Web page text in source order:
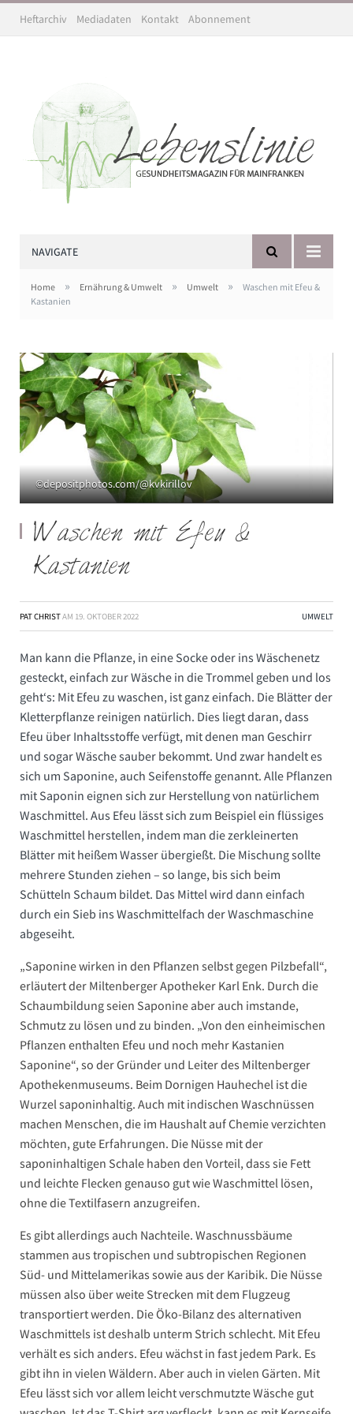
Heftarchiv Mediadaten Kontakt Abonnement
NAVIGATE
Home » Ernährung & Umwelt » Umwelt »
Waschen mit Efeu &
Kastanien
©depositphotos.com/@kvkirillov
Waschen mit Efeu &
Kastanien
PAT CHRISTAM 19. OKTOBER 2022 UMWELT
Man kann die Pflanze, in eine Socke oder ins Wäschenetz
gesteckt, einfach zur Wäsche in die Trommel geben und los
geht‘s: Mit Efeu zu waschen, ist ganz einfach. Die Blätter der
Kletterpflanze reinigen natürlich. Dies liegt daran, dass
Efeu über Inhaltsstoffe verfügt, mit denen man Geschirr
und sogar Wäsche sauber bekommt. Und zwar handelt es
sich um Saponine, auch Seifenstoffe genannt. Alle Pflanzen
mit Saponin eignen sich zur Herstellung von natürlichem
Waschmittel. Aus Efeu lässt sich zum Beispiel ein flüssiges
Waschmittel herstellen, indem man die zerkleinerten
Blätter mit heißem Wasser übergießt. Die Mischung sollte
mehrere Stunden ziehen – so lange, bis sich beim
Schütteln Schaum bildet. Das Mittel wird dann einfach
durch ein Sieb ins Waschmittelfach der Waschmaschine
abgeseiht.
„Saponine wirken in den Pflanzen selbst gegen Pilzbefall“,
erläutert der Miltenberger Apotheker Karl Enk. Durch die
Schaumbildung seien Saponine aber auch imstande,
Schmutz zu lösen und zu binden. „Von den einheimischen
Pflanzen enthalten Efeu und noch mehr Kastanien
Saponine“, so der Gründer und Leiter des Miltenberger
Apothekenmuseums. Beim Dornigen Hauhechel ist die
Wurzel saponinhaltig. Auch mit indischen Waschnüssen
machen Menschen, die im Haushalt auf Chemie verzichten
möchten, gute Erfahrungen. Die Nüsse mit der
saponinhaltigen Schale haben den Vorteil, dass sie Fett
und leichte Flecken genauso gut wie Waschmittel lösen,
ohne die Textilfasern anzugreifen.
Es gibt allerdings auch Nachteile. Waschnussbäume
stammen aus tropischen und subtropischen Regionen
Süd- und Mittelamerikas sowie aus der Karibik. Die Nüsse
müssen also über weite Strecken mit dem Flugzeug
transportiert werden. Die Öko-Bilanz des alternativen
Waschmittels ist deshalb unterm Strich schlecht. Mit Efeu
verhält es sich anders. Efeu wächst in fast jedem Park. Es
gibt ihn in vielen Wäldern. Aber auch in vielen Gärten. Mit
Efeu lässt sich vor allem leicht verschmutzte Wäsche gut